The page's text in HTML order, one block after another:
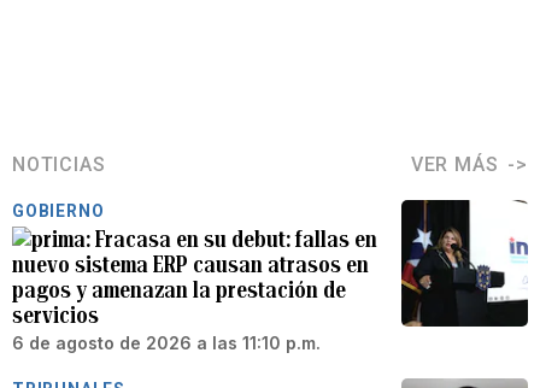
NOTICIAS VER MÁS
GOBIERNO
Fracasa en su debut: fallas en
nuevo sistema ERP causan atrasos en
pagos y amenazan la prestación de
servicios
6 de agosto de 2026 a las 11:10 p.m.